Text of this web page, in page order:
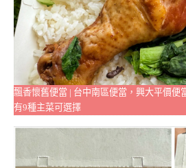
飄香懷舊便當 | 台中南區便當，興大平價便
有9種主菜可選擇